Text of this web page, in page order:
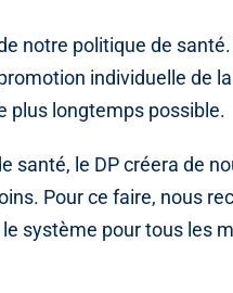
notre politique de
individuelle de
plus longtemps possible.
santé, le DP créera de
Pour ce faire, nous
système pour tous les